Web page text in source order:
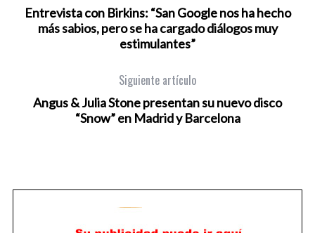
Entrevista con Birkins: “San Google nos ha hecho
más sabios, pero se ha cargado diálogos muy
estimulantes”
Siguiente artículo
Angus & Julia Stone presentan su nuevo disco
“Snow” en Madrid y Barcelona